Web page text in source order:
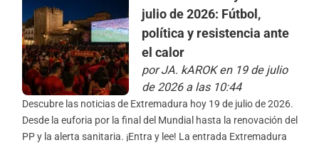
julio de 2026: Fútbol,
política y resistencia ante
el calor
porJA. kAROKen 19 de julio
de 2026 a las 10:44
Descubre las noticias de Extremadura hoy 19 de julio de 2026.
Desde la euforia por la final del Mundial hasta la renovación del
PP y la alerta sanitaria. ¡Entra y lee! La entrada Extremadura